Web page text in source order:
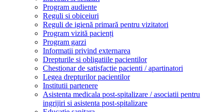
Program audiente
Reguli si obiceiuri
Reguli de igienă primară pentru vizitatori
Program vizită pacienți
Program garzi
Informatii privind externarea
Drepturile si obligatiile pacientilor
Chestionar de satisfactie pacienti / apartinatori
Legea drepturilor pacientilor
Institutii partenere
Asistenta medicala post-spitalizare / asociatii pentru
ingrijiri si asistenta post-spitalizare